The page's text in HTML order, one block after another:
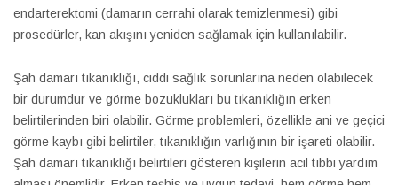
endarterektomi (damarın cerrahi olarak temizlenmesi) gibi
prosedürler, kan akışını yeniden sağlamak için kullanılabilir.
Şah damarı tıkanıklığı, ciddi sağlık sorunlarına neden olabilecek
bir durumdur ve görme bozuklukları bu tıkanıklığın erken
belirtilerinden biri olabilir. Görme problemleri, özellikle ani ve geçici
görme kaybı gibi belirtiler, tıkanıklığın varlığının bir işareti olabilir.
Şah damarı tıkanıklığı belirtileri gösteren kişilerin acil tıbbi yardım